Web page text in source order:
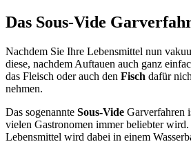
Das Sous-Vide
Nachdem Sie Ihre Lebensmittel nun
diese, nachdem Auftauen auch ganz
das Fleisch oder auch den Fisch dafür
nehmen.
Das sogenannte Sous-Vide Garverfahren
vielen Gastronomen immer beliebter
Lebensmittel wird dabei in einem